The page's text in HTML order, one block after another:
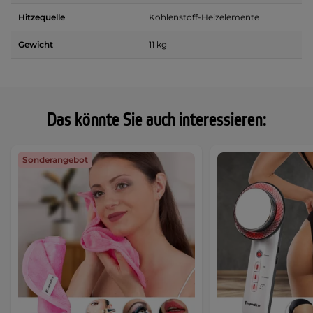
Das könnte Sie auch interessieren:
Sonderangebot
Hitzequelle Kohlenstoff-Heizelemente
Gewicht 11 kg